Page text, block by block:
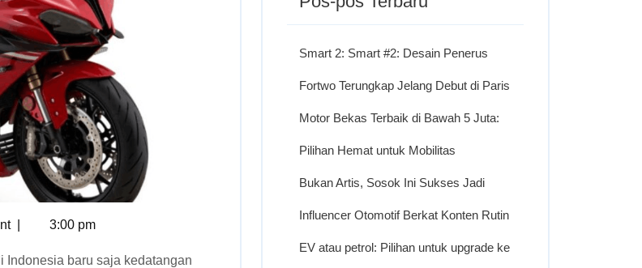
3:00 pm
Smart 2: Smart #2: Desain Penerus
Fortwo Terungkap Jelang Debut di Paris
Motor Bekas Terbaik di Bawah 5 Juta:
Pilihan Hemat untuk Mobilitas
Bukan Artis, Sosok Ini Sukses Jadi
Influencer Otomotif Berkat Konten Rutin
EV atau petrol: Pilihan untuk upgrade ke